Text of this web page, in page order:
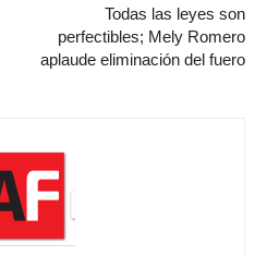
Todas las leyes son
perfectibles; Mely Romero
aplaude eliminación del fuero